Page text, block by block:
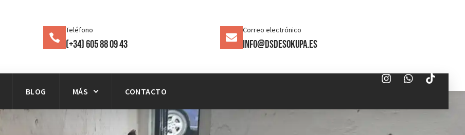
Teléfono
(+34) 605 88 09 43
Correo electrónico
info@dsdesokupa.es
BLOG MÁS CONTACTO